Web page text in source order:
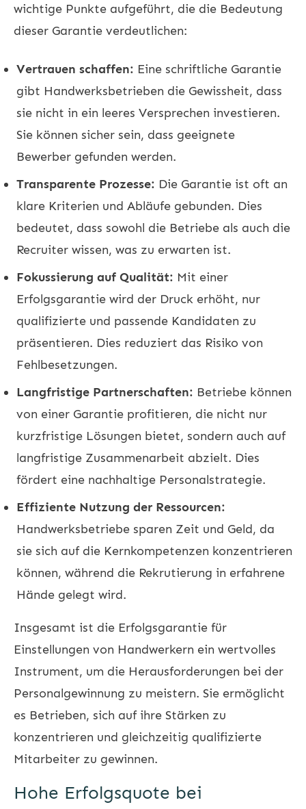
wichtige Punkte aufgeführt, die die Bedeutung
dieser Garantie verdeutlichen:
Vertrauen schaffen: Eine schriftliche Garantie
gibt Handwerksbetrieben die Gewissheit, dass
sie nicht in ein leeres Versprechen investieren.
Sie können sicher sein, dass geeignete
Bewerber gefunden werden.
Transparente Prozesse: Die Garantie ist oft an
klare Kriterien und Abläufe gebunden. Dies
bedeutet, dass sowohl die Betriebe als auch die
Recruiter wissen, was zu erwarten ist.
Fokussierung auf Qualität: Mit einer
Erfolgsgarantie wird der Druck erhöht, nur
qualifizierte und passende Kandidaten zu
präsentieren. Dies reduziert das Risiko von
Fehlbesetzungen.
Langfristige Partnerschaften: Betriebe können
von einer Garantie profitieren, die nicht nur
kurzfristige Lösungen bietet, sondern auch auf
langfristige Zusammenarbeit abzielt. Dies
fördert eine nachhaltige Personalstrategie.
Effiziente Nutzung der Ressourcen:
Handwerksbetriebe sparen Zeit und Geld, da
sie sich auf die Kernkompetenzen konzentrieren
können, während die Rekrutierung in erfahrene
Hände gelegt wird.
Insgesamt ist die Erfolgsgarantie für
Einstellungen von Handwerkern ein wertvolles
Instrument, um die Herausforderungen bei der
Personalgewinnung zu meistern. Sie ermöglicht
es Betrieben, sich auf ihre Stärken zu
konzentrieren und gleichzeitig qualifizierte
Mitarbeiter zu gewinnen.
Hohe Erfolgsquote bei